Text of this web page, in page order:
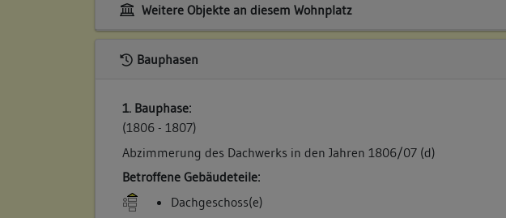
Weitere Objekte an diesem Wohnplatz
Bauphasen
1. Bauphase:
(1806 - 1807)
Abzimmerung des Dachwerks in den Jahren 1806/07 (d)
Betroffene Gebäudeteile:
Dachgeschoss(e)